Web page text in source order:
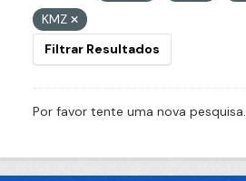
KMZ
Filtrar Resultados
Por favor tente uma nova pesquisa.